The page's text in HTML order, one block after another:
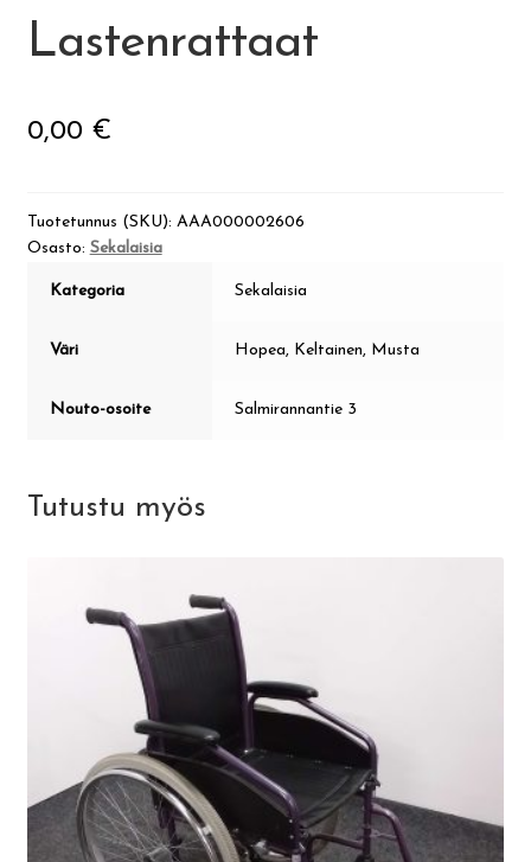
Lastenrattaat
0,00 €
Tuotetunnus (SKU): AAA000002606
Osasto: Sekalaisia
Kategoria Sekalaisia
Väri Hopea, Keltainen, Musta
Nouto-osoite Salmirannantie 3
Tutustu myös